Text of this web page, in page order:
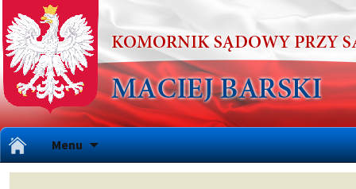
Menu
do